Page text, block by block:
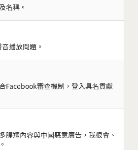
名稱。
播放問題。
Facebook審查機制，登入具名貢獻
腥羶內容與中國惡意廣告，我很會、